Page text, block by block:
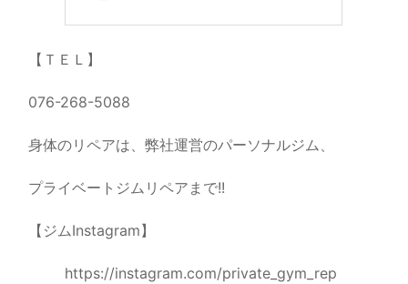
【ＴＥＬ】
076-268-5088
身体のリペアは、弊社運営のパーソナルジム、
プライベートジムリペアまで!!
【ジムInstagram】
https://instagram.com/private_gym_rep